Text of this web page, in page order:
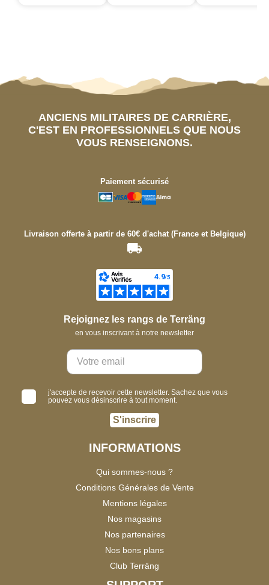
ANCIENS MILITAIRES DE CARRIÈRE,
C'EST EN PROFESSIONNELS QUE NOUS
VOUS RENSEIGNONS.
Paiement sécurisé
Livraison offerte à partir de 60€ d'achat (France et Belgique)
Rejoignez les rangs de Terräng
en vous inscrivant à notre newsletter
j'accepte de recevoir cette newsletter. Sachez que vous
pouvez vous désinscrire à tout moment.
S'inscrire
INFORMATIONS
Qui sommes-nous ?
Conditions Générales de Vente
Mentions légales
Nos magasins
Nos partenaires
Nos bons plans
Club Terräng